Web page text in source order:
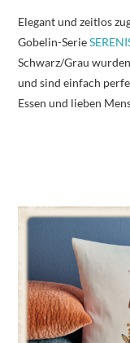
Elegant und zeitlos
Gobelin-Serie
Schwarz/Grau
und sind einfach
Essen und lieben